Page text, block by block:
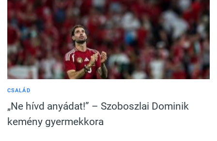
CSALÁD
„Ne hívd anyádat!” – Szoboszlai Dominik
kemény gyermekkora